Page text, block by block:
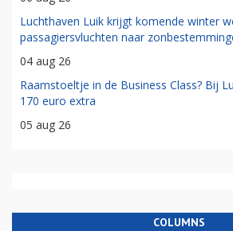
Luchthaven Luik krijgt komende winter
passagiersvluchten naar
04 aug 26
Raamstoeltje in de Business Class? Bij
170 euro extra
05 aug 26
COLUMNS